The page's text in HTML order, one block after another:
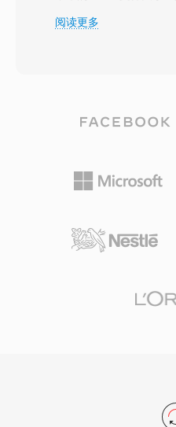
间录音、多声道采集或
声道配置,非常适合电影
专业数字音频工作站提
入和导出。对于经常处
性的同时,消除了令人
阅读更多